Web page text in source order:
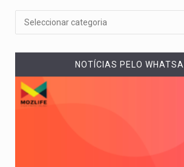
NOTÍCIAS PELO